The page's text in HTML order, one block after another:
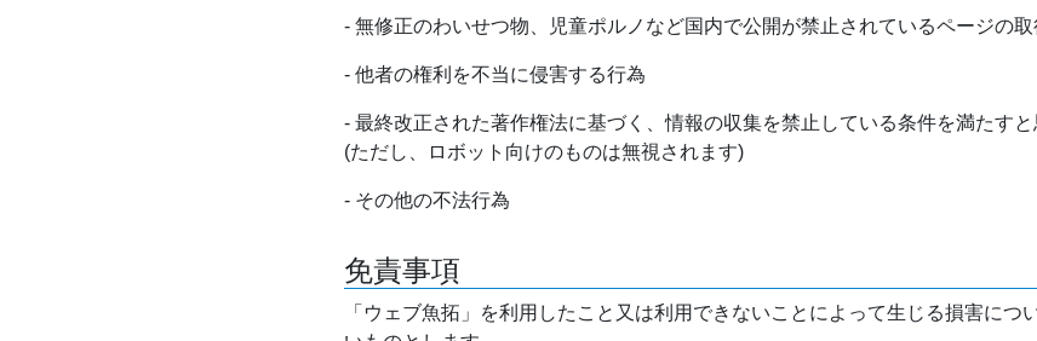
- 無修正のわいせつ物、児童ポルノなど国内で公開が禁止されているページの取
- 他者の権利を不当に侵害する行為
- 最終改正された著作権法に基づく、情報の収集を禁止している条件を満たすと
(ただし、ロボット向けのものは無視されます)
- その他の不法行為
免責事項
「ウェブ魚拓」を利用したこと又は利用できないことによって生じる損害につ